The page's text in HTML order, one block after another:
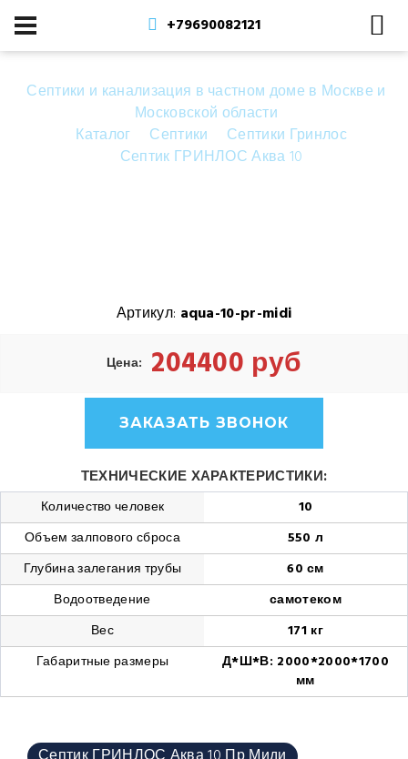
+79690082121
Септики и канализация в частном доме в Москве и
Московской области
Каталог
Септики
Септики Гринлос
Септик ГРИНЛОС Аква 10
Артикул: aqua-10-pr-midi
Цена: 204400 руб
ЗАКАЗАТЬ ЗВОНОК
ТЕХНИЧЕСКИЕ ХАРАКТЕРИСТИКИ:
Количество человек
10
Объем залпового сброса
550 л
Глубина залегания трубы
60 см
Водоотведение
самотеком
Вес
171 кг
Габаритные размеры
Д*Ш*В: 2000*2000*1700
мм